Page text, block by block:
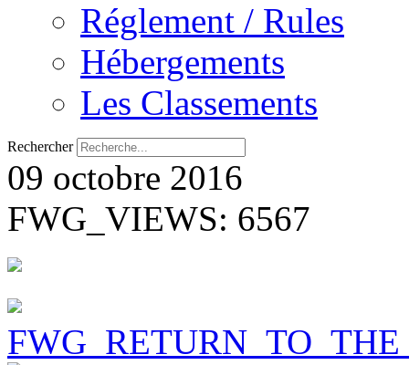
Réglement / Rules
Hébergements
Les Classements
Rechercher
09 octobre 2016
FWG_VIEWS: 6567